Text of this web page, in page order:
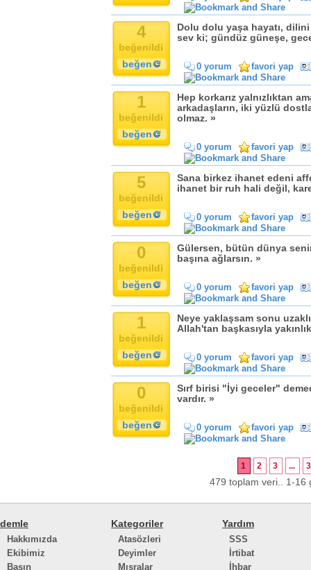
4
beğenildi
beğen
Dolu dolu yaşa hayatı,
sev ki; gündüz güneşe,
0 yorum favori yap
1
beğenildi
beğen
Hep korkarız yalnızlıktan
arkadaşların, iki yüzlü
olmaz. »
0 yorum favori yap
5
beğenildi
beğen
Sana birkez ihanet edeni
ihanet bir ruh hali değil,
0 yorum favori yap
0
beğenildi
beğen
Gülersen, bütün dünya
başına ağlarsın. »
0 yorum favori yap
1
beğenildi
beğen
Neye yaklaşsam sonu
Allah'tan başkasıyla
0 yorum favori yap
0
beğenildi
beğen
Sırf birisi "İyi geceler"
vardır. »
0 yorum favori yap
1 2 3 ...
479 toplam veri.. 1-16
demle
Hakkımızda
Ekibimiz
Basın
Kategoriler
Atasözleri
Deyimler
Mısralar
Yardım
SSS
İrtibat
İhbar